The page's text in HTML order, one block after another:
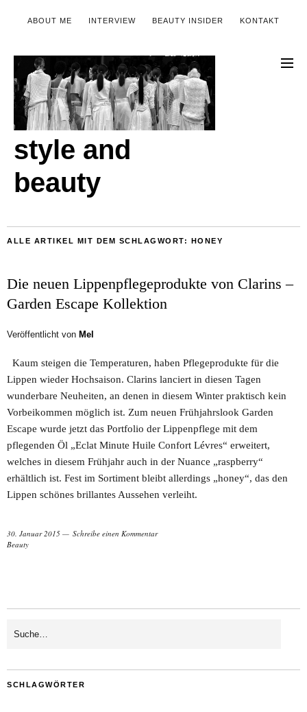
ABOUT ME INTERVIEW BEAUTY INSIDER KONTAKT
style and
beauty
ALLE ARTIKEL MIT DEM SCHLAGWORT: HONEY
Die neuen Lippenpflegeprodukte von Clarins –
Garden Escape Kollektion
Veröffentlicht von Mel
Kaum steigen die Temperaturen, haben Pflegeprodukte für die
Lippen wieder Hochsaison. Clarins lanciert in diesen Tagen
wunderbare Neuheiten, an denen in diesem Winter praktisch kein
Vorbeikommen möglich ist. Zum neuen Frühjahrslook Garden
Escape wurde jetzt das Portfolio der Lippenpflege mit dem
pflegenden Öl „Eclat Minute Huile Confort Lévres“ erweitert,
welches in diesem Frühjahr auch in der Nuance „raspberry“
erhältlich ist. Fest im Sortiment bleibt allerdings „honey“, das den
Lippen schönes brillantes Aussehen verleiht.
30. Januar 2015
Schreibe einen Kommentar
Beauty
SCHLAGWÖRTER